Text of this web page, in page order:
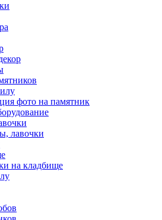
фото на памятник
лавочки
на кладбище